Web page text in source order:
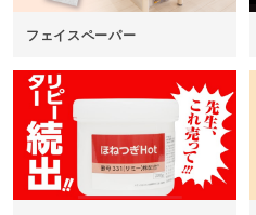
フェイスペーパー